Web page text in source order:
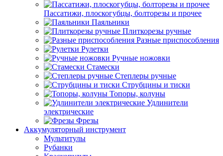
Пассатижи, плоскогубцы, болторезы и прочее
Паяльники
Плиткорезы ручные
Разные приспособления
Рулетки
Ручные ножовки
Стамески
Степлеры ручные
Струбцины и тиски
Топоры, колуны
Удлинители
электрические
Фрезы
Аккумуляторный инструмент
Мультитулы
Рубанки